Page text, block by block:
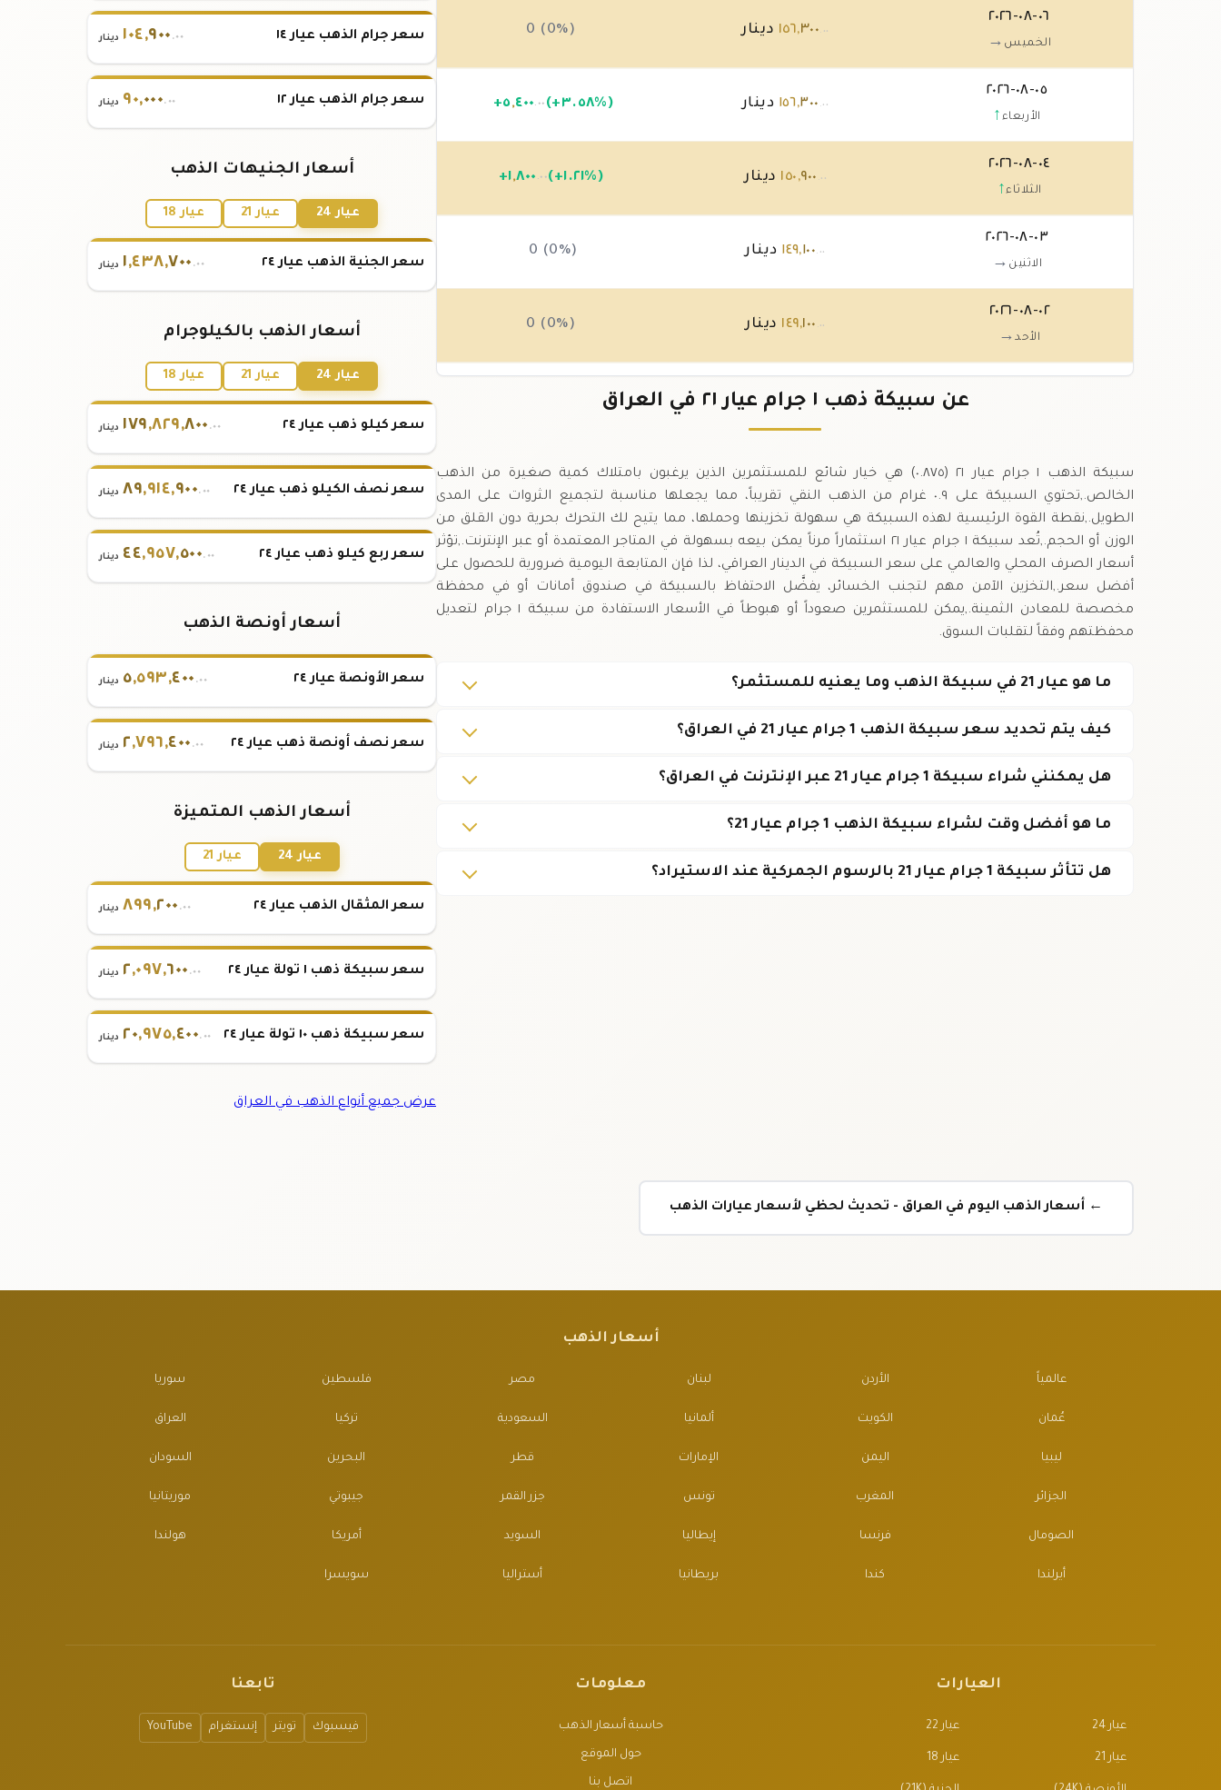
٠٦-٠٨-٢٠٢٦
الخميس →
١٥٦,٣٠٠.٠٠ دينار 0 (0%)
٠٥-٠٨-٢٠٢٦
الأربعاء ↑
١٥٦,٣٠٠ .٠٠ دينار +٥,٤٠٠ .٠٠ (+٣.٥٨%)
٠٤-٠٨-٢٠٢٦
الثلاثاء↑
١٥٠,٩٠٠ .٠٠ دينار +١,٨٠٠ .٠٠ (+١.٢١%)
٠٣-٠٨-٢٠٢٦
الاثنين →
١٤٩,١٠٠.٠٠ دينار 0 (0%)
٠٢-٠٨-٢٠٢٦
الأحد→
١٤٩,١٠٠ .٠٠ دينار 0 (0%)
١٤٩,١٠٠ دينار عن سبيكة ذهب ١ جرام عيار ٢١ في العراق
سبيكة الذهب ١ جرام عيار ٢١ (٠.٨٧٥) هي خيار شائع للمستثمرين الذين يرغبون بامتلاك كمية صغيرة من الذهب
الخالص.,تحتوي السبيكة على ٠.٩ غرام من الذهب النقي تقريباً، مما يجعلها مناسبة لتجميع الثروات على المدى
الطويل.,نقطة القوة الرئيسية لهذه السبيكة هي سهولة تخزينها وحملها، مما يتيح لك التحرك بحرية دون القلق من
الوزن أو الحجم.,تُعد سبيكة ١ جرام عيار ٢١ استثماراً مرناً يمكن بيعه بسهولة في المتاجر المعتمدة أو عبر الإنترنت.,تؤثر
أسعار الصرف المحلي والعالمي على سعر السبيكة في الدينار العراقي، لذا فإن المتابعة اليومية ضرورية للحصول على
أفضل سعر.,التخزين الآمن مهم لتجنب الخسائر، يفضَّل الاحتفاظ بالسبيكة في صندوق أمانات أو في محفظة
مخصصة للمعادن الثمينة.,يمكن للمستثمرين صعوداً أو هبوطاً في الأسعار الاستفادة من سبيكة ١ جرام لتعديل
محفظتهم وفقاً لتقلبات السوق.
ما هو عيار 21 في سبيكة الذهب وما يعنيه للمستثمر؟
كيف يتم تحديد سعر سبيكة الذهب 1 جرام عيار 21 في العراق؟
هل يمكنني شراء سبيكة 1 جرام عيار 21 عبر الإنترنت في العراق؟
ما هو أفضل وقت لشراء سبيكة الذهب 1 جرام عيار 21؟
هل تتأثر سبيكة 1 جرام عيار 21 بالرسوم الجمركية عند الاستيراد؟
سعر جرام الذهب عيار ١٤ ١٠٤,٩٠٠ .٠٠ دينار
سعر جرام الذهب عيار ١٢ ٩٠,٠٠٠.٠٠ دينار
أسعار الجنيهات الذهب
عيار 24 عيار 21 عيار 18
سعر الجنية الذهب عيار ٢٤ ١,٤٣٨,٧٠٠ .٠٠ دينار
أسعار الذهب بالكيلوجرام
عيار 24 عيار 21 عيار 18
سعر كيلو ذهب عيار ٢٤ ١٧٩,٨٢٩,٨٠٠ .٠٠ دينار
سعر نصف الكيلو ذهب عيار ٢٤ ٨٩,٩١٤,٩٠٠.٠٠ دينار
سعر ربع كيلو ذهب عيار ٢٤ ٤٤,٩٥٧,٥٠٠.٠٠ دينار
أسعار أونصة الذهب
سعر الأونصة عيار ٢٤ ٥,٥٩٣,٤٠٠ .٠٠ دينار
سعر نصف أونصة ذهب عيار ٢٤ ٢,٧٩٦,٤٠٠ .٠٠ دينار
أسعار الذهب المتميزة
عيار 24 عيار 21
سعر المثقال الذهب عيار ٢٤ ٨٩٩,٢٠٠ .٠٠ دينار
سعر سبيكة ذهب ١ تولة عيار ٢٤ ٢,٠٩٧,٦٠٠ .٠٠ دينار
سعر سبيكة ذهب ١٠ تولة عيار ٢٤ ٢٠,٩٧٥,٤٠٠.٠٠ دينار
عرض جميع أنواع الذهب في العراق
← أسعار الذهب اليوم في العراق - تحديث لحظي لأسعار عيارات الذهب
أسعار الذهب
عالمياً الأردن لبنان مصر فلسطين سوريا
عُمان الكويت ألمانيا السعودية تركيا العراق
ليبيا اليمن الإمارات قطر البحرين السودان
الجزائر المغرب تونس جزر القمر جيبوتي موريتانيا
الصومال فرنسا إيطاليا السويد أمريكا هولندا
أيرلندا كندا بريطانيا أستراليا سويسرا
العيارات
عيار 24 عيار 22
عيار 21 عيار 18
معلومات
حاسبة أسعار الذهب
حول الموقع
اتصل بنا
تابعنا
فيسبوك تويتر إنستغرام YouTube